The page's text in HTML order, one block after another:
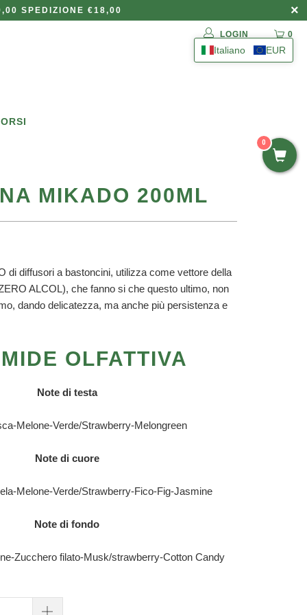
SPEDIZIONE €18,00
0
LOGIN
MIKADO 200ML
di diffusori a bastoncini, utilizza come vettore della
ALCOL), che fanno si che questo ultimo, non
dando delicatezza, ma anche più persistenza e
OLFATTIVA
Note di testa
Melone-Verde/Strawberry-Melongreen
Note di cuore
Melone-Verde/Strawberry-Fico-Fig-Jasmine
Note di fondo
Zucchero filato-Musk/strawberry-Cotton Candy
Italiano EUR
0